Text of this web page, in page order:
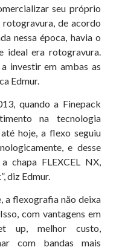
seu próprio
de acordo
nessa época, havia o
ideal era rotogravura.
investir em ambas as
Edmur.
quando a Finepack
na tecnologia
hoje, a flexo seguiu
e desse
chapa FLEXCEL NX,
diz Edmur.
a flexografia não deixa
com vantagens em
up, melhor custo,
com bandas mais